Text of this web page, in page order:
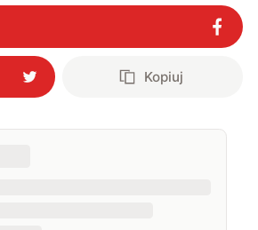
Od 2019 roku śledzę i opisuję ruchy
w Polsce i na świecie. Poziom
przez nie hejtu świadczy o tym, że robię
przestrzeni ostatnich lat moje teksty
na łamach serwisów GamingSociety, Gry-
a od 2020 roku jestem związany z
gdzie jestem zastępcą redaktora
nowymi technologiami, ale nie
Kopiuj